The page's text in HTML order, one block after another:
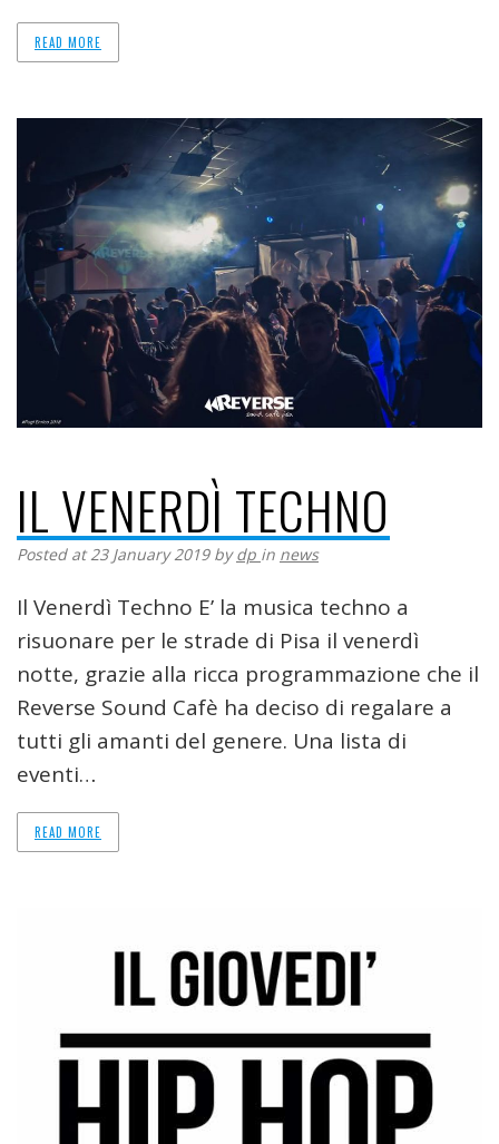
READ MORE
IL VENERDÌ TECHNO
Posted at 23 January 2019 bydp in news
Il Venerdì Techno E’ la musica techno a
risuonare per le strade di Pisa il venerdì
notte, grazie alla ricca programmazione che il
Reverse Sound Cafè ha deciso di regalare a
tutti gli amanti del genere. Una lista di
eventi…
READ MORE